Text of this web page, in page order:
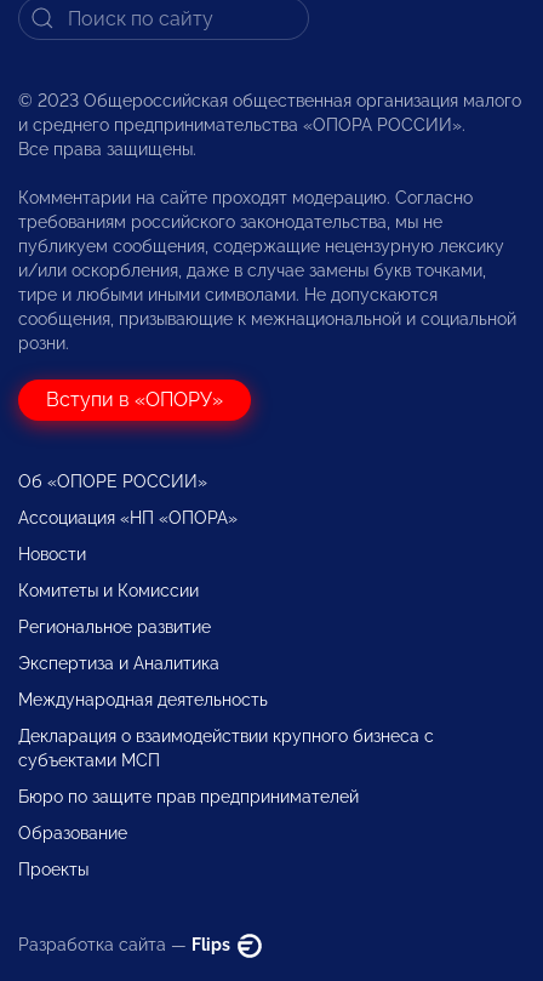
© 2023 Общероссийская общественная организация малого
и среднего предпринимательства «ОПОРА РОССИИ».
Все права защищены.
Комментарии на сайте проходят модерацию. Согласно
требованиям российского законодательства, мы не
публикуем сообщения, содержащие нецензурную лексику
и/или оскорбления, даже в случае замены букв точками,
тире и любыми иными символами. Не допускаются
сообщения, призывающие к межнациональной и социальной
розни.
Вступи в «ОПОРУ»
Об «ОПОРЕ РОССИИ»
Ассоциация «НП «ОПОРА»
Новости
Комитеты и Комиссии
Региональное развитие
Экспертиза и Аналитика
Международная деятельность
Декларация о взаимодействии крупного бизнеса с
субъектами МСП
Бюро по защите прав предпринимателей
Образование
Проекты
Разработка сайта — Flips